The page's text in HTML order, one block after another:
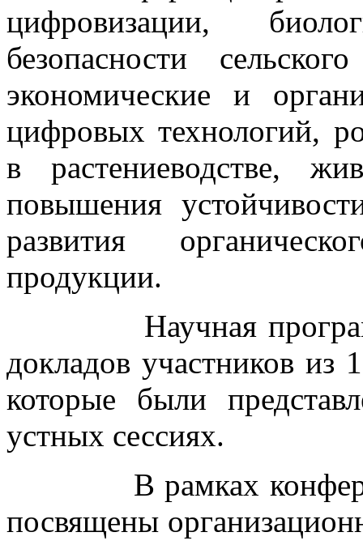
цифровизации,
безопасности
экономические и
цифровых технологий,
в растениеводстве,
повышения
развития
продукции.
Научная программа
докладов участников из
которые были
устных сессиях.
В рамках
посвящены